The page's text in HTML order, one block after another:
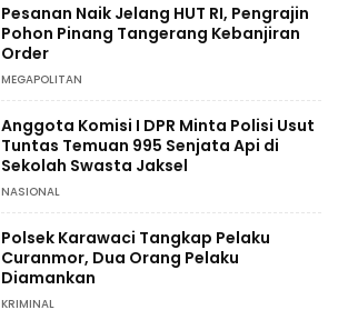
Pesanan Naik Jelang HUT RI, Pengrajin
Pohon Pinang Tangerang Kebanjiran
Order
MEGAPOLITAN
Anggota Komisi I DPR Minta Polisi Usut
Tuntas Temuan 995 Senjata Api di
Sekolah Swasta Jaksel
NASIONAL
Polsek Karawaci Tangkap Pelaku
Curanmor, Dua Orang Pelaku
Diamankan
KRIMINAL